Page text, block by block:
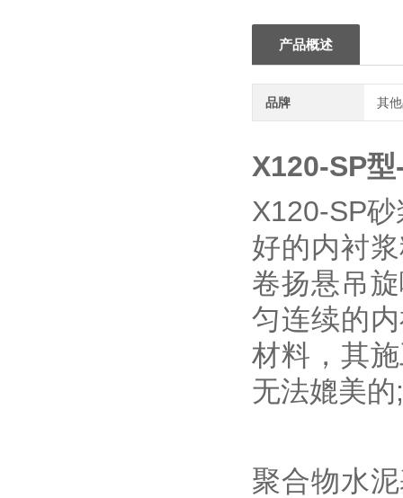
产品概述
品牌 其
X120-SP
X120-SP
好的内衬
卷扬悬吊
匀连续的
材料，其
无法媲美
聚合物水